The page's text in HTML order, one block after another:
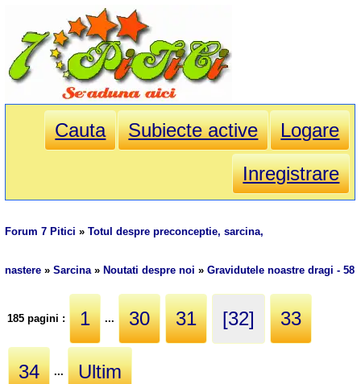
Cauta Subiecte active
Logare
Inregistrare
Forum 7 Pitici »Totul despre preconceptie, sarcina,
nastere »Sarcina» Noutati despre noi »Gravidutele noastre dragi - 58
185 pagini : 1 ... 30 31 [32] 33
34 ... Ultim